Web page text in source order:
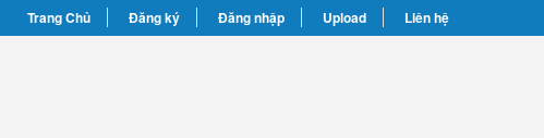
Trang Chủ Đăng ký Đăng nhập Upload Liên hệ